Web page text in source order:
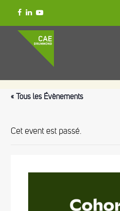
« Tous les Évènements
Cet event est passé.